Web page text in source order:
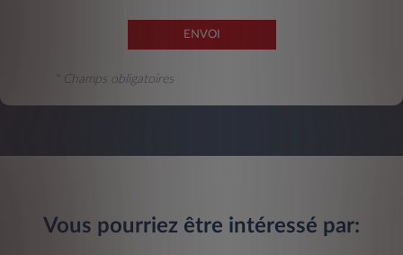
ENVOI
* Champs obligatoires
Vous pourriez être intéressé par: